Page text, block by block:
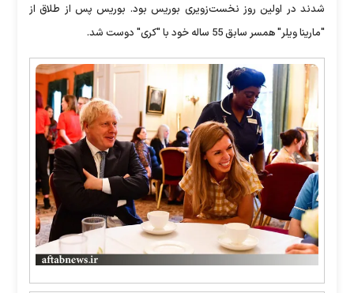
شدند در اولین روز نخست‌زویری بوریس بود. بوریس پس از طلاق از
"مارینا ویلر" همسر سابق 55 ساله خود با "کری" دوست شد.